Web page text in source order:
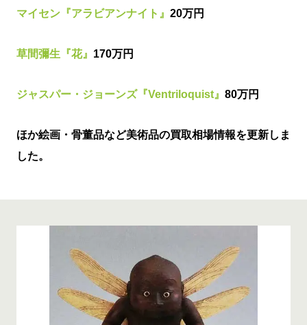
マイセン『アラビアンナイト』 20万円
草間彌生『花』 170万円
ジャスパー・ジョーンズ『Ventriloquist』 80万円
ほか絵画・骨董品など美術品の買取相場情報を更新しま
した。